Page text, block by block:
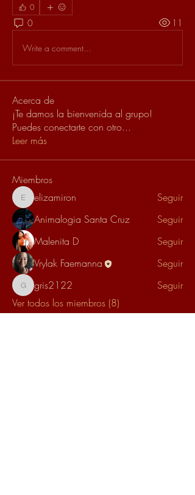
0
0 11
Write a comment...
Acerca de
¡Te damos la bienvenida al grupo!
Puedes conectarte con otro...
Leer más
Miembros
elizamiron
elizamiron
Seguir
Animalogia Santa Cruz
Seguir
Malenita D
Seguir
Vrylak Faemanna
Seguir
gris2122
gris2122
Seguir
Ver todos los miembros (8)